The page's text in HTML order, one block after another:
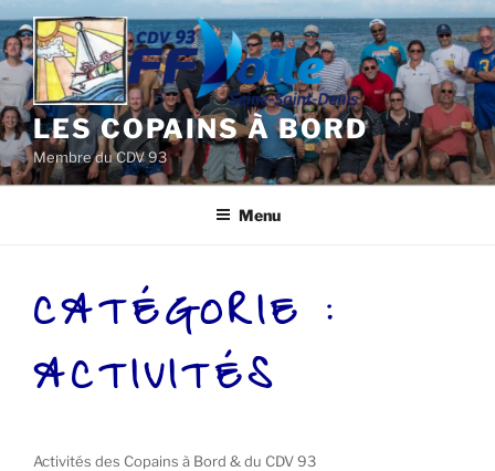
Aller
au
contenu
principal
LES COPAINS À BORD
Membre du CDV 93
Menu
CATÉGORIE :
ACTIVITÉS
Activités des Copains à Bord & du CDV 93